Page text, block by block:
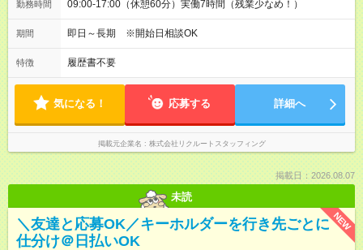
勤務時間 09:00-17:00（休憩60分）実働7時間（残業少なめ！）
期間 即日～長期 ※開始日相談OK
特徴 履歴書不要
気になる！ 応募する 詳細へ
掲載元企業名 株式会社リクルートスタッフィング
掲載日：2026.08.07
未読
NEW
＼友達と応募OK／キーホルダーを行き先ごとに
仕分け＠日払いOK